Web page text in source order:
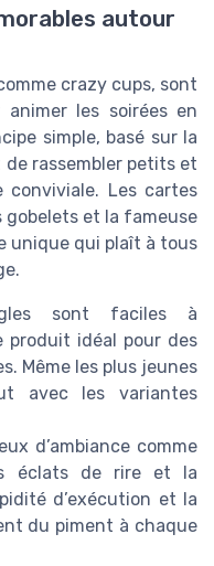
autour
crazy cups, sont
animer les soirées en
simple, basé sur la
de rassembler petits et
conviviale. Les cartes
gobelets et la fameuse
unique qui plaît à tous
sont faciles à
produit idéal pour des
Même les plus jeunes
avec les variantes
d’ambiance comme
éclats de rire et la
d’exécution et la
du piment à chaque